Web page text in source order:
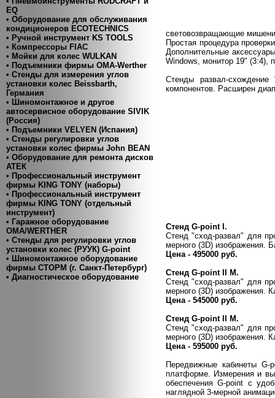
EQ
• Оборудование для обслуживания
кондиционеров ECOTECHNICS
• Ручной инструмент KS TOOLS
• Компресcоры FIAC
• Мойки для колес WULKAN
• Подъемники фирмы OMA-Werther
• Стенды для измерения углов
установки колес Beissbarth,
Германия
• Шиномонтажное и другое
автосервисное оборудование SIVIK
(Россия)
• Подъемники VELYEN (Испания)
• Cтенды регулировки углов
установки колес фирмы John BEAN
• Оборудование для ремонта дисков
АТЕК
• Профессиональный инструмент
фирмы KING TONY (наборы)
• Профессиональный инструмент
фирмы KING TONY (отдельный
инструмент)
• Гаражное оборудование
ОМА/WERTHER
• Стенды для регулировки углов
установки колес (РУУК) G-point
• Шиномонтажное оборудование
фирмы СТОРМ (г. Санкт-Петербург)
• Диагностическое оборудование
световозвращающие
Простая процедура
Дополнительные
Windows, монитор 19" (3:4),
Стенды развал-
компонентов. Расширен
Стенд G-point I.
Стенд "сход-развал" для
мерного (3D) изображения.
Цена - 495000 руб.
Стенд G-point II M.
Стенд "сход-развал" для
мерного (3D) изображения.
Цена - 545000 руб.
Стенд G-point II M.
Стенд "сход-развал" для
мерного (3D) изображения.
Цена - 595000 руб.
Передвижные кабинеты G-
платформе. Измерения и
обеспечения G-point с
наглядной 3-мерной